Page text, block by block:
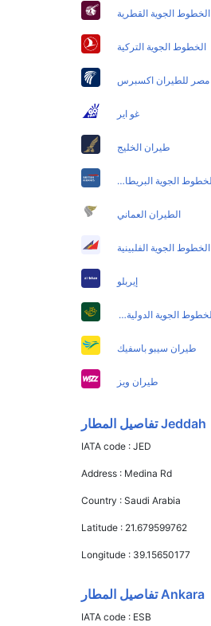
الخطوط الجوية القطرية
الخطوط الجوية التركية
مصر للطيران اكسبرس
غو اير
طيران الخليج
الخطوط الجوية البريطانية
الطيران العماني
الخطوط الجوية الفلبينية
إيربلو
الخطوط الجوية الدولية الباكستانية
طيران سيبو باسفيك
طيران ويز
Jeddah تفاصيل المطار
IATA code :JED
Address : Medina Rd
Country :Saudi Arabia
Latitude : 21.679599762
Longitude : 39.15650177
Ankara تفاصيل المطار
IATA code : ESB